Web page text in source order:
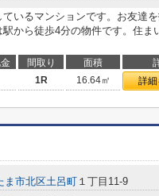
いるマンションです。お友達
から徒歩4分の物件です。住ま
間取り 面積
1R 16.64㎡ 詳細
ま市北区土呂町 １丁目11-9